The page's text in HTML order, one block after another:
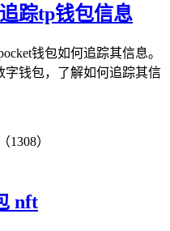
踪tp钱包信息
钱包如何追踪其信息。
字钱包，了解如何追踪其信
1308）
nft